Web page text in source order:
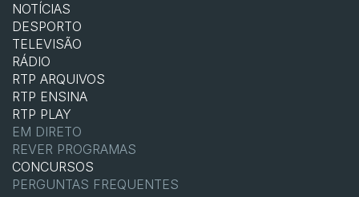
NOTÍCIAS
DESPORTO
TELEVISÃO
RÁDIO
RTP ARQUIVOS
RTP ENSINA
RTP PLAY
EM DIRETO
REVER PROGRAMAS
CONCURSOS
PERGUNTAS FREQUENTES